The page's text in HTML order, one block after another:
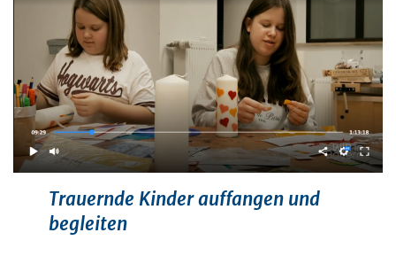
Trauernde Kinder auffangen und
begleiten